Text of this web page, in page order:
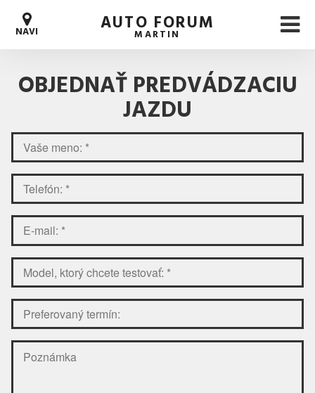
NAVI AUTO FORUM
MARTIN
OBJEDNAŤ PREDVÁDZACIU
JAZDU